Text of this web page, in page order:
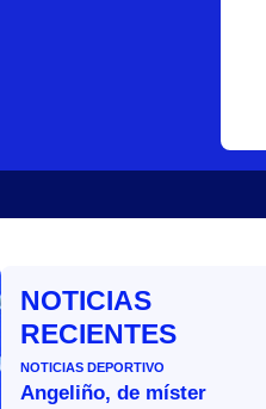
NOTICIAS
RECIENTES
NOTICIAS DEPORTIVO
Angeliño, de míster